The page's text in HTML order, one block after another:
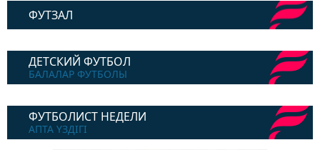
ФУТЗАЛ
ДЕТСКИЙ ФУТБОЛ
БАЛАЛАР ФУТБОЛЫ
ФУТБОЛИСТ НЕДЕЛИ
АПТА ҮЗДІГІ